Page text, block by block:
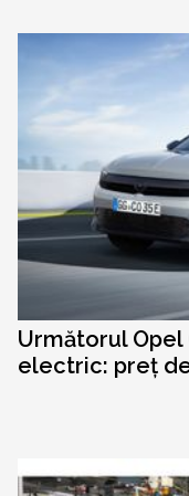
Următorul Opel
electric: preț